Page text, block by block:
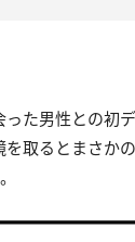
た男性との初
取るとまさか